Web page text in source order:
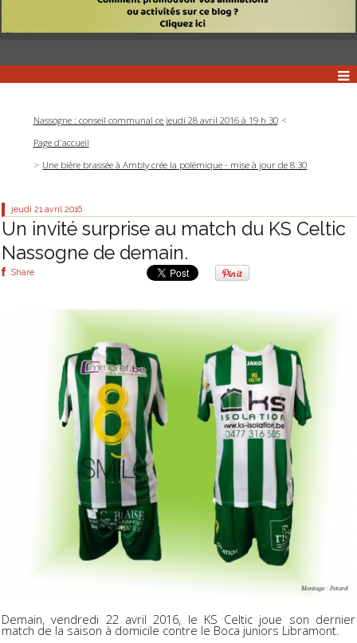
Nassogne : conseil communal ce jeudi 28 avril 2016 à 19 h 30
Page d'accueil
Une bière brassée à Ambly crée la polémique - mise à jour de 8:30
jeudi 21 avril 2016
Un invité surprise au match du KS Celtic
Nassogne de demain.
Share
Demain, vendredi 22 avril 2016, le KS Celtic joue son dernier
match de la saison à domicile contre le Boca juniors Libramont.